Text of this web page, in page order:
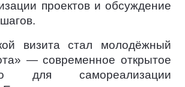
проектов и обсуждение
визита стал молодёжный
— современное открытое
для самореализации